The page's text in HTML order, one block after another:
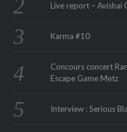
Live report – Avishai
Karma #10
Concours concert
Escape Game Metz
Interview : Serious